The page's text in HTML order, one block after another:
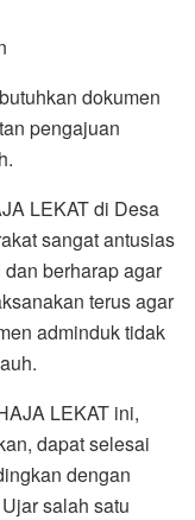
dokumen
pengajuan
LEKAT di Desa
sangat antusias
berharap agar
terus agar
adminduk tidak
LEKAT ini,
dapat selesai
dengan
salah satu